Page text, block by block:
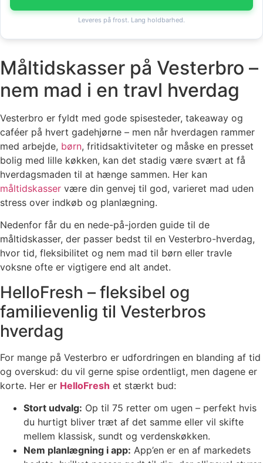
Leveres på frost. Lang holdbarhed.
Måltidskasser på Vesterbro –
nem mad i en travl hverdag
Vesterbro er fyldt med gode spisesteder, takeaway og
caféer på hvert gadehjørne – men når hverdagen rammer
med arbejde, børn, fritidsaktiviteter og måske en presset
bolig med lille køkken, kan det stadig være svært at få
hverdagsmaden til at hænge sammen. Her kan
måltidskasser være din genvej til god, varieret mad uden
stress over indkøb og planlægning.
Nedenfor får du en nede-på-jorden guide til de
måltidskasser, der passer bedst til en Vesterbro-hverdag,
hvor tid, fleksibilitet og nem mad til børn eller travle
voksne ofte er vigtigere end alt andet.
HelloFresh – fleksibel og
familievenlig til Vesterbros
hverdag
For mange på Vesterbro er udfordringen en blanding af tid
og overskud: du vil gerne spise ordentligt, men dagene er
korte. Her er HelloFresh et stærkt bud:
Stort udvalg: Op til 75 retter om ugen – perfekt hvis
du hurtigt bliver træt af det samme eller vil skifte
mellem klassisk, sundt og verdenskøkken.
Nem planlægning i app: App’en er en af markedets